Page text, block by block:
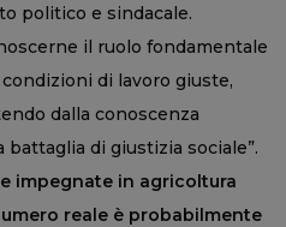
politico e sindacale.
il ruolo fondamentale
di lavoro giuste,
dalla conoscenza
di giustizia sociale”.
impegnate in agricoltura
reale è probabilmente